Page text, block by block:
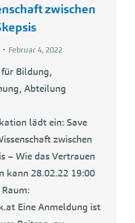
zwischen
Februar 4, 2022
Bildung,
Abteilung
lädt ein: Save
zwischen
– Wie das Vertrauen
kann 28.02.22 19:00
Eine Anmeldung ist